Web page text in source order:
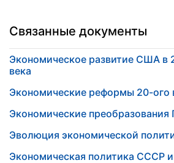
Связанные документы
Экономическое развитие США в
века
Экономические реформы 20-ого
Экономические преобразования
Эволюция экономической
Экономическая политика СССР